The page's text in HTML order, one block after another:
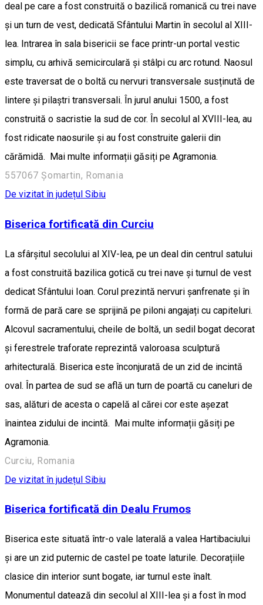
deal pe care a fost construită o bazilică romanică cu trei nave
și un turn de vest, dedicată Sfântului Martin în secolul al XIII-
lea. Intrarea în sala bisericii se face printr-un portal vestic
simplu, cu arhivă semicirculară și stâlpi cu arc rotund. Naosul
este traversat de o boltă cu nervuri transversale susținută de
lintere și pilaștri transversali. În jurul anului 1500, a fost
construită o sacristie la sud de cor. În secolul al XVIII-lea, au
fost ridicate naosurile și au fost construite galerii din
cărămidă. Mai multe informații găsiți pe Agramonia.
557067 Șomartin, Romania
De vizitat în județul Sibiu
Biserica fortificată din Curciu
La sfârșitul secolului al XIV-lea, pe un deal din centrul satului
a fost construită bazilica gotică cu trei nave și turnul de vest
dedicat Sfântului Ioan. Corul prezintă nervuri șanfrenate și în
formă de pară care se sprijină pe piloni angajați cu capiteluri.
Alcovul sacramentului, cheile de boltă, un sedil bogat decorat
și ferestrele traforate reprezintă valoroasa sculptură
arhitecturală. Biserica este înconjurată de un zid de incintă
oval. În partea de sud se află un turn de poartă cu caneluri de
sas, alături de acesta o capelă al cărei cor este așezat
înaintea zidului de incintă. Mai multe informații găsiți pe
Agramonia.
Curciu, Romania
De vizitat în județul Sibiu
Biserica fortificată din Dealu Frumos
Biserica este situată într-o vale laterală a valea Hartibaciului
și are un zid puternic de castel pe toate laturile. Decorațiile
clasice din interior sunt bogate, iar turnul este înalt.
Monumentul datează din secolul al XIII-lea și a fost în mod